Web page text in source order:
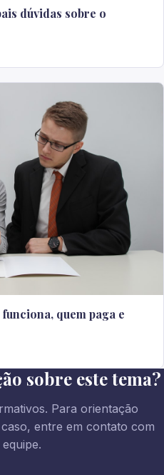
dúvidas sobre o
quem paga e
sobre este tema?
Para orientação
entre em contato com